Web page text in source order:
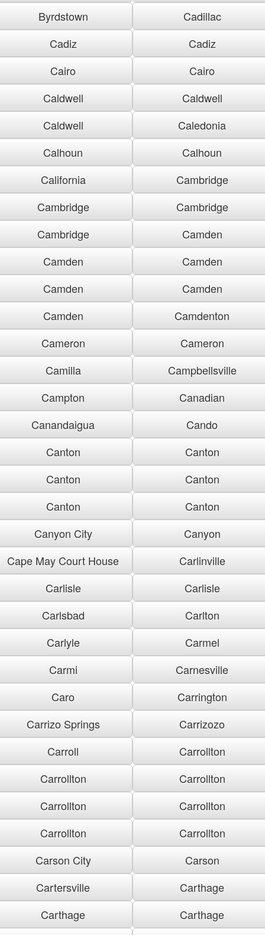
Byrdstown
Cadillac
Cadiz
Cadiz
Cairo
Cairo
Caldwell
Caldwell
Caldwell
Caledonia
Calhoun
Calhoun
California
Cambridge
Cambridge
Cambridge
Cambridge
Camden
Camden
Camden
Camden
Camden
Camden
Camdenton
Cameron
Cameron
Camilla
Campbellsville
Campton
Canadian
Canandaigua
Cando
Canton
Canton
Canton
Canton
Canton
Canton
Canyon City
Canyon
Cape May Court House
Carlinville
Carlisle
Carlisle
Carlsbad
Carlton
Carlyle
Carmel
Carmi
Carnesville
Caro
Carrington
Carrizo Springs
Carrizozo
Carroll
Carrollton
Carrollton
Carrollton
Carrollton
Carrollton
Carrollton
Carrollton
Carson City
Carson
Cartersville
Carthage
Carthage
Carthage